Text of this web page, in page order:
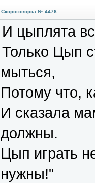
Скороговорка № 4476
И цыплята
Только Цып
мыться,
Потому что,
И сказала
должны.
Цып играть
нужны!"